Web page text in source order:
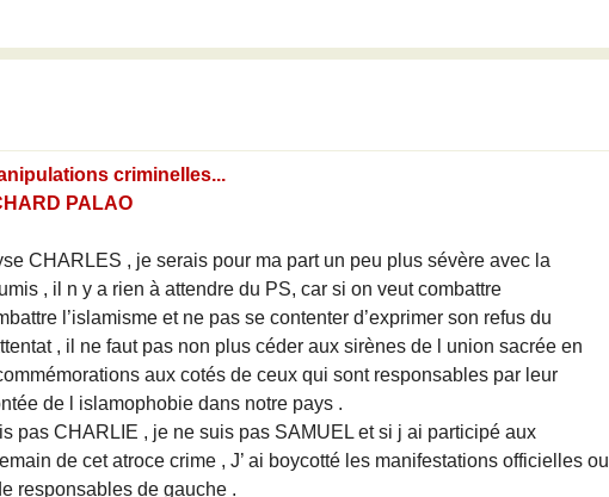
criminelles...
PALAO
CHARLES , je serais pour ma part un peu plus sévère avec la
, il n y a rien à attendre du PS, car si on veut combattre
l’islamisme et ne pas se contenter d’exprimer son refus du
, il ne faut pas non plus céder aux sirènes de l union sacrée en
aux cotés de ceux qui sont responsables par leur
de l islamophobie dans notre pays .
pas CHARLIE , je ne suis pas SAMUEL et si j ai participé aux
de cet atroce crime , J’ ai boycotté les manifestations officielles ou
responsables de gauche .